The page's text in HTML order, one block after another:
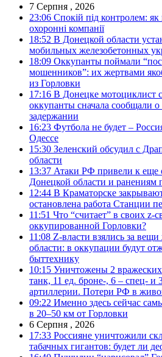
7 Серпня , 2026
23:06 Спокій під контролем:
охоронні компанії
18:52 В Донецкой области
мобильных железобетонных
18:09 Оккупанты поймали
мошенников”: их жертвами
из Горловки
17:16 В Донецке мотоциклист
оккупанты сначала сообщали
задержании
16:23 Футбола не будет –
Одессе
15:30 Зеленский обсудил с
области
13:37 Атаки РФ привели к еще
Донецкой области и ранениям
12:44 В Краматорске
остановлена работа Станции
11:51 Что “считает” в своих z-
оккупированной Горловки?
11:08 Z-власти взялись за
области: в оккупации будут
быттехнику
10:15 Уничтожены 2
танк, 11 ед. броне-, 6 – спец- и
артиллерии. Потери РФ в
09:22 Именно здесь сейчас
в 20–50 км от Горловки
6 Серпня , 2026
17:33 Россияне уничтожили
табачных гигантов: будет ли